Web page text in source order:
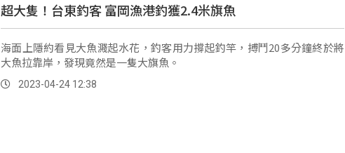
超大隻！台東釣客 富岡漁港釣獲2.4米旗魚
海面上隱約看見大魚濺起水花，釣客用力撐起釣竿，搏鬥20多分鐘終於將
大魚拉靠岸，發現竟然是一隻大旗魚。
2023-04-24 12:38